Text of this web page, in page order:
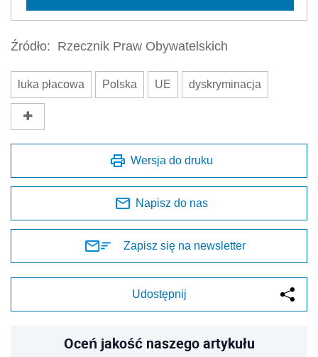
Źródło: Rzecznik Praw Obywatelskich
luka płacowa Polska UE dyskryminacja
Wersja do druku
Napisz do nas
Zapisz się na newsletter
Udostępnij
Oceń jakość naszego artykułu